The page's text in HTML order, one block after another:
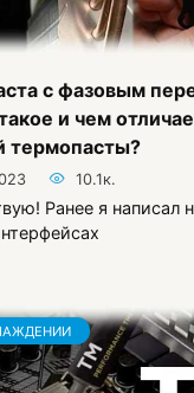
с фазовым
и чем
термопасты?
10.1к.
Ранее я написал